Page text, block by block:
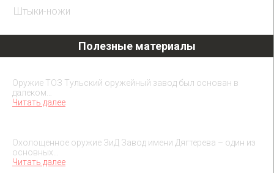
Штыки-ножи
Полезные материалы
Оружие ТОЗ Тульский оружейный завод был основан в
далеком…
Читать далее
Охолощенное оружие ЗиД Завод имени Дягтерева – один из
основных…
Читать далее